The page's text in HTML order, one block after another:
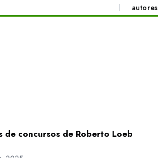
autores
concursos de Roberto Loeb